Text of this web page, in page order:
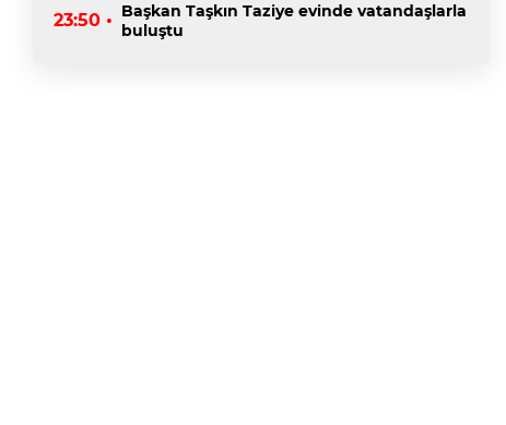
23:50 • Başkan Taşkın Taziye evinde vatandaşlarla
buluştu